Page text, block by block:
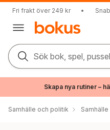
Fri frakt över 249 kr •
Sök bok, spel,
Skapa nya rutiner –
Samhälle och politik